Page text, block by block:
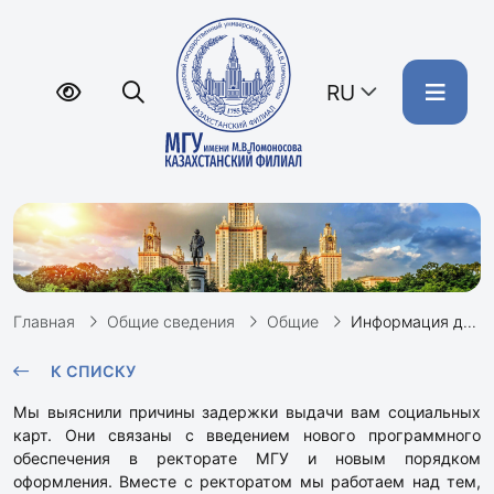
RU
Главная Общие сведения Общие Информация для студентов Филиала, проходящиx обучение в Москве
К СПИСКУ
Мы выяснили причины задержки выдачи вам социальных
карт. Они связаны с введением нового программного
обеспечения в ректорате МГУ и новым порядком
оформления. Вместе с ректоратом мы работаем над тем,